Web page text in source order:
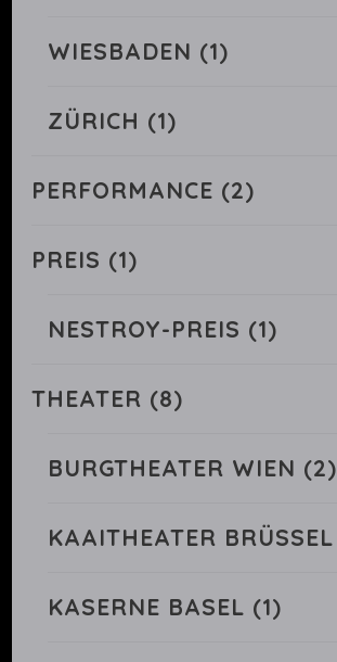
WIESBADEN (1)
ZÜRICH (1)
PERFORMANCE (2)
PREIS (1)
NESTROY-PREIS (1)
THEATER (8)
BURGTHEATER WIEN (2)
KAAITHEATER BRÜSSEL
KASERNE BASEL (1)